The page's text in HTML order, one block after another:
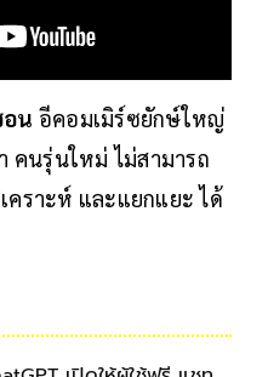
อน อีคอมเมิร์ซยักษ์ใหญ่
นรุ่นใหม่ ไม่สามารถ
คราะห์ และแยกแยะ ได้